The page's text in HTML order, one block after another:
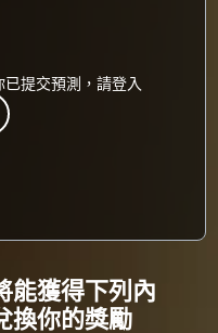
提交預測，請登入
能獲得下列內
換你的獎勵